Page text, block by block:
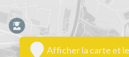
Afficher la carte et